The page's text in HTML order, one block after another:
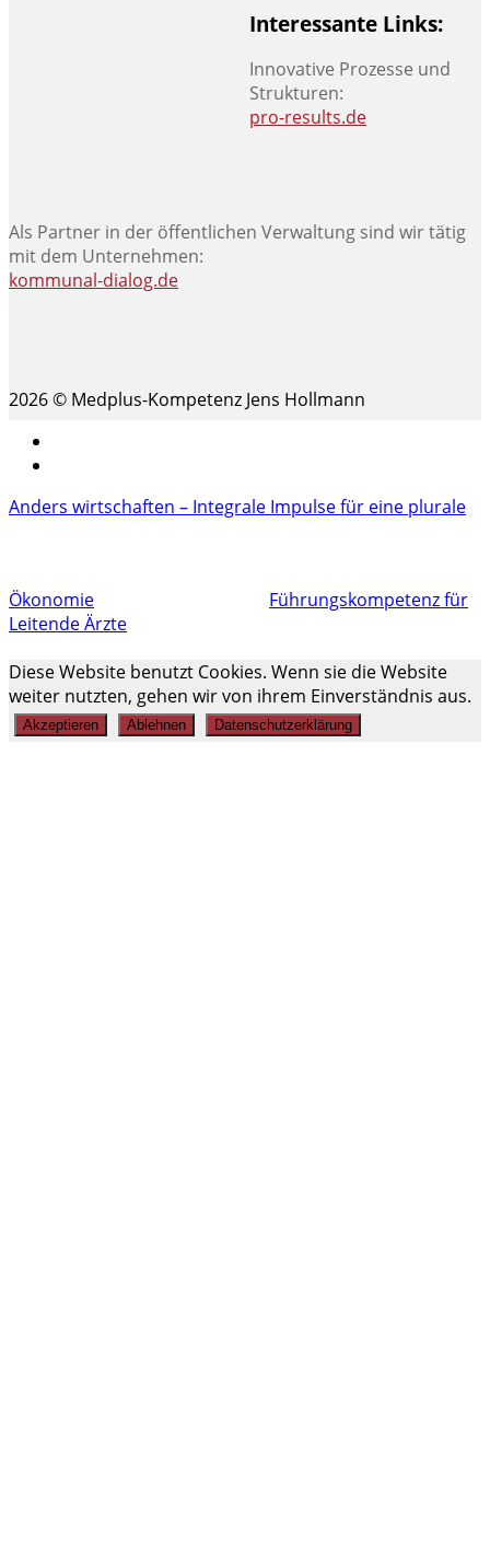
Interessante Links:
Innovative Prozesse und
Strukturen:
pro-results.de
Als Partner in der öffentlichen Verwaltung sind wir tätig
mit dem Unternehmen:
kommunal-dialog.de
2026 © Medplus-Kompetenz Jens Hollmann
Anders wirtschaften – Integrale Impulse für eine plurale
Ökonomie
Führungskompetenz für
Leitende Ärzte
Scroll
Up
Diese Website benutzt Cookies. Wenn sie die Website
weiter nutzten, gehen wir von ihrem Einverständnis aus.
Akzeptieren Ablehnen Datenschutzerklärung